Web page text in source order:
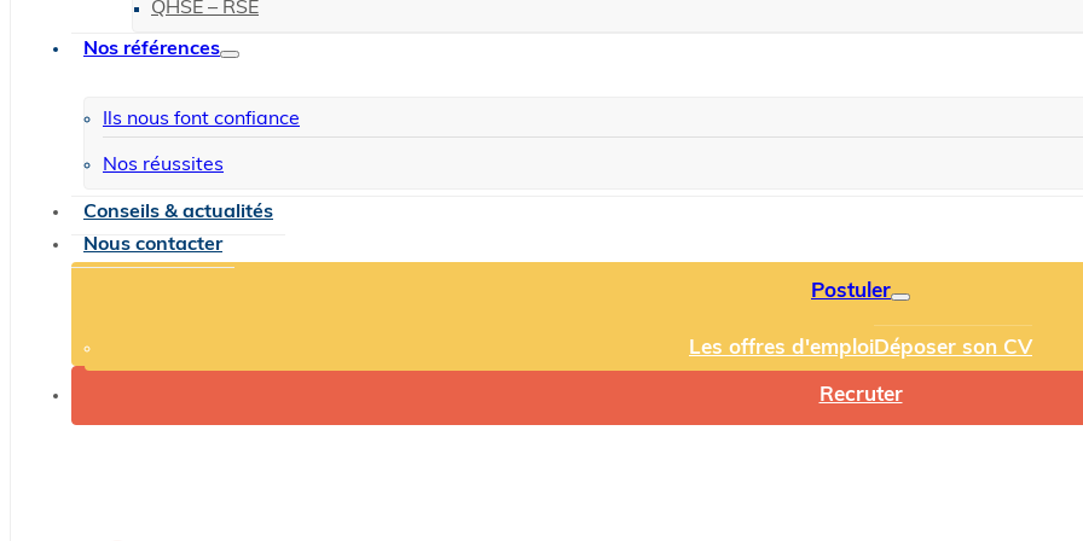
QHSE – RSE
Nos références
Ils nous font confiance
Nos réussites
Conseils & actualités
Nous contacter
Postuler
Les offres d'emploiDéposer son CV
Recruter